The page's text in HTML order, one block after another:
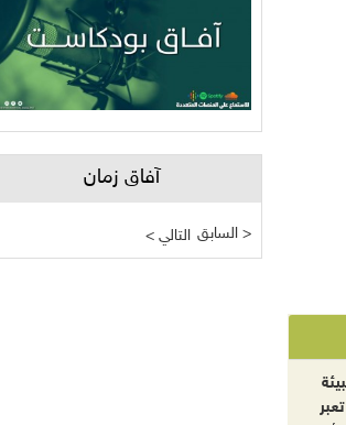
آفاق زمان
< التالي السابق >